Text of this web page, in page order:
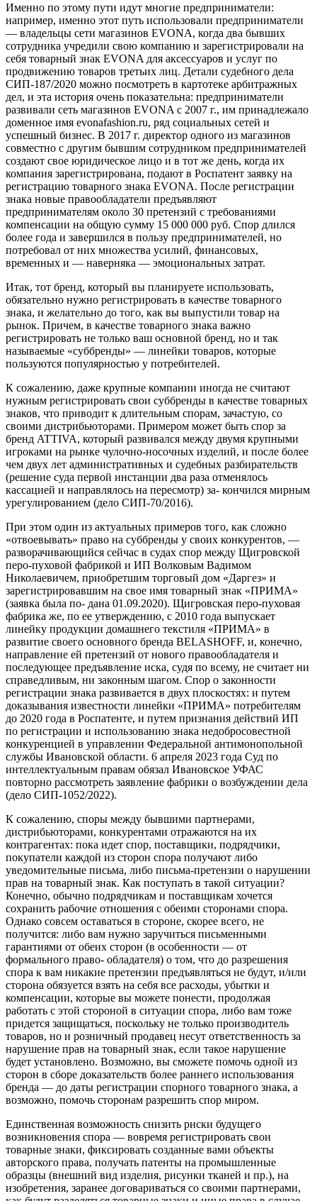
Именно по этому пути идут многие предприниматели:
например, именно этот путь использовали предприниматели
— владельцы сети магазинов EVONA, когда два бывших
сотрудника учредили свою компанию и зарегистрировали на
себя товарный знак EVONA для аксессуаров и услуг по
продвижению товаров третьих лиц. Детали судебного дела
СИП-187/2020 можно посмотреть в картотеке арбитражных
дел, и эта история очень показательна: предприниматели
развивали сеть магазинов EVONA с 2007 г., им принадлежало
доменное имя evonafashion.ru, ряд социальных сетей и
успешный бизнес. В 2017 г. директор одного из магазинов
совместно с другим бывшим сотрудником предпринимателей
создают свое юридическое лицо и в тот же день, когда их
компания зарегистрирована, подают в Роспатент заявку на
регистрацию товарного знака EVONA. После регистрации
знака новые правообладатели предъявляют
предпринимателям около 30 претензий с требованиями
компенсации на общую сумму 15 000 000 руб. Спор длился
более года и завершился в пользу предпринимателей, но
потребовал от них множества усилий, финансовых,
временных и — наверняка — эмоциональных затрат.
Итак, тот бренд, который вы планируете использовать,
обязательно нужно регистрировать в качестве товарного
знака, и желательно до того, как вы выпустили товар на
рынок. Причем, в качестве товарного знака важно
регистрировать не только ваш основной бренд, но и так
называемые «суббренды» — линейки товаров, которые
пользуются популярностью у потребителей.
К сожалению, даже крупные компании иногда не считают
нужным регистрировать свои суббренды в качестве товарных
знаков, что приводит к длительным спорам, зачастую, со
своими дистрибьюторами. Примером может быть спор за
бренд ATTIVA, который развивался между двумя крупными
игроками на рынке чулочно-носочных изделий, и после более
чем двух лет административных и судебных разбирательств
(решение суда первой инстанции два раза отменялось
кассацией и направлялось на пересмотр) за- кончился мирным
урегулированием (дело СИП-70/2016).
При этом один из актуальных примеров того, как сложно
«отвоевывать» право на суббренды у своих конкурентов, —
разворачивающийся сейчас в судах спор между Щигровской
перо-пуховой фабрикой и ИП Волковым Вадимом
Николаевичем, приобретшим торговый дом «Даргез» и
зарегистрировавшим на свое имя товарный знак «ПРИМА»
(заявка была по- дана 01.09.2020). Щигровская перо-пуховая
фабрика же, по ее утверждению, с 2010 года выпускает
линейку продукции домашнего текстиля «ПРИМА» в
развитие своего основного бренда BELASHOFF, и, конечно,
направление ей претензий от нового правообладателя и
последующее предъявление иска, судя по всему, не считает ни
справедливым, ни законным шагом. Спор о законности
регистрации знака развивается в двух плоскостях: и путем
доказывания известности линейки «ПРИМА» потребителям
до 2020 года в Роспатенте, и путем признания действий ИП
по регистрации и использованию знака недобросовестной
конкуренцией в управлении Федеральной антимонопольной
службы Ивановской области. 6 апреля 2023 года Суд по
интеллектуальным правам обязал Ивановское УФАС
повторно рассмотреть заявление фабрики о возбуждении дела
(дело СИП-1052/2022).
К сожалению, споры между бывшими партнерами,
дистрибьюторами, конкурентами отражаются на их
контрагентах: пока идет спор, поставщики, подрядчики,
покупатели каждой из сторон спора получают либо
уведомительные письма, либо письма-претензии о нарушении
прав на товарный знак. Как поступать в такой ситуации?
Конечно, обычно подрядчикам и поставщикам хочется
сохранить рабочие отношения с обеими сторонами спора.
Однако совсем оставаться в стороне, скорее всего, не
получится: либо вам нужно заручиться письменными
гарантиями от обеих сторон (в особенности — от
формального право- обладателя) о том, что до разрешения
спора к вам никакие претензии предъявляться не будут, и/или
сторона обязуется взять на себя все расходы, убытки и
компенсации, которые вы можете понести, продолжая
работать с этой стороной в ситуации спора, либо вам тоже
придется защищаться, поскольку не только производитель
товаров, но и розничный продавец несут ответственность за
нарушение прав на товарный знак, если такое нарушение
будет установлено. Возможно, вы сможете помочь одной из
сторон в сборе доказательств более раннего использования
бренда — до даты регистрации спорного товарного знака, а
возможно, помочь сторонам разрешить спор миром.
Единственная возможность снизить риски будущего
возникновения спора — вовремя регистрировать свои
товарные знаки, фиксировать созданные вами объекты
авторского права, получать патенты на промышленные
образцы (внешний вид изделия, рисунки тканей и пр.), на
изобретения, заранее договариваться со своими партнерами,